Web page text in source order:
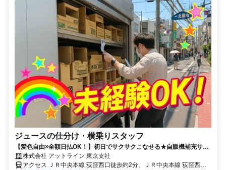
ジュースの仕分け・横乗りスタッフ
【髪色自由×全額日払OK！】初日でサクサクこなせる★自販機補充サポ
ート＜履歴書不要×WEB面談OK＞
株式会社 アットライン 東京支社
アクセス ＪＲ中央本線 荻窪西口徒歩約2分、ＪＲ中央本線 荻窪西口